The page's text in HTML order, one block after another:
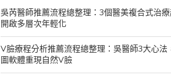
吳芮醫師推薦流程總整理：3個醫美複合式治療
開啟多層次年輕化
V臉療程分析推薦流程總整理：吳醫師3大心法
圖軟體重現自然V臉